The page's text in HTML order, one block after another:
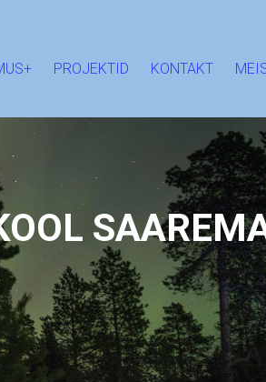
PROJEKTID KONTAKT